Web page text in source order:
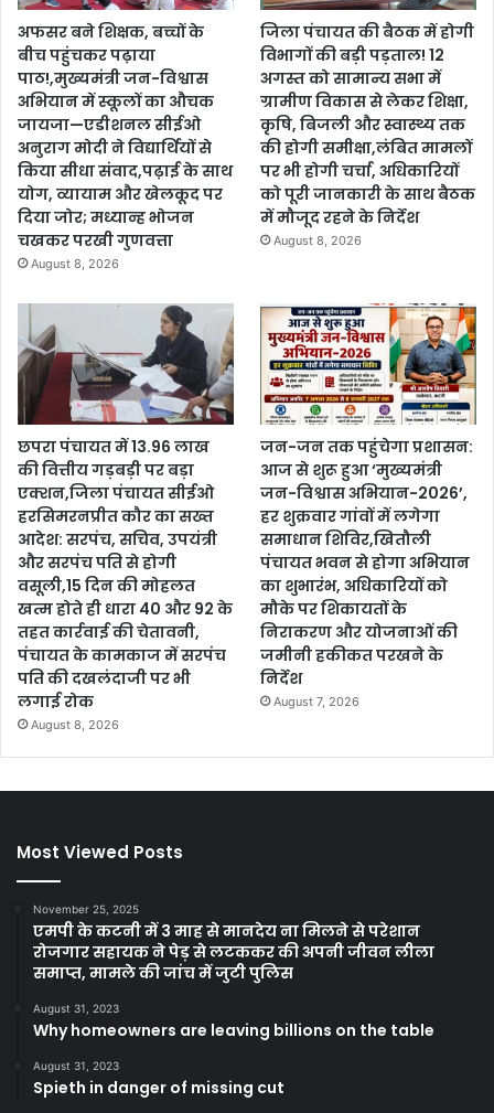
अफसर बने शिक्षक, बच्चों के
बीच पहुंचकर पढ़ाया
पाठ!,मुख्यमंत्री जन-विश्वास
अभियान में स्कूलों का औचक
जायजा—एडीशनल सीईओ
अनुराग मोदी ने विद्यार्थियों से
किया सीधा संवाद,पढ़ाई के साथ
योग, व्यायाम और खेलकूद पर
दिया जोर; मध्यान्ह भोजन
चखकर परखी गुणवत्ता
August 8, 2026
जिला पंचायत की बैठक में होगी
विभागों की बड़ी पड़ताल! 12
अगस्त को सामान्य सभा में
ग्रामीण विकास से लेकर शिक्षा,
कृषि, बिजली और स्वास्थ्य तक
की होगी समीक्षा,लंबित मामलों
पर भी होगी चर्चा, अधिकारियों
को पूरी जानकारी के साथ बैठक
में मौजूद रहने के निर्देश
August 8, 2026
छपरा पंचायत में 13.96 लाख
की वित्तीय गड़बड़ी पर बड़ा
एक्शन,जिला पंचायत सीईओ
हरसिमरनप्रीत कौर का सख्त
आदेश: सरपंच, सचिव, उपयंत्री
और सरपंच पति से होगी
वसूली,15 दिन की मोहलत
खत्म होते ही धारा 40 और 92 के
तहत कार्रवाई की चेतावनी,
पंचायत के कामकाज में सरपंच
पति की दखलंदाजी पर भी
लगाई रोक
August 8, 2026
जन-जन तक पहुंचेगा प्रशासन:
आज से शुरू हुआ ‘मुख्यमंत्री
जन-विश्वास अभियान-2026’,
हर शुक्रवार गांवों में लगेगा
समाधान शिविर,खितौली
पंचायत भवन से होगा अभियान
का शुभारंभ, अधिकारियों को
मौके पर शिकायतों के
निराकरण और योजनाओं की
जमीनी हकीकत परखने के
निर्देश
August 7, 2026
Most Viewed Posts
November 25, 2025
एमपी के कटनी में 3 माह से मानदेय ना मिलने से परेशान
रोजगार सहायक ने पेड़ से लटककर की अपनी जीवन लीला
समाप्त, मामले की जांच में जुटी पुलिस
August 31, 2023
Why homeowners are leaving billions on the table
August 31, 2023
Spieth in danger of missing cut